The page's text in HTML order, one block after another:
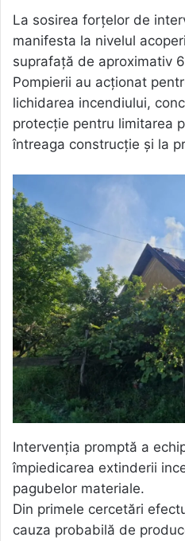
La sosirea forțelor de
manifesta la nivelul
suprafață de aproximativ
Pompierii au acționat
lichidarea incendiului,
protecție pentru limitarea
întreaga construcție și la
Intervenția promptă a
împiedicarea extinderii
pagubelor materiale.
Din primele cercetări
cauza probabilă de